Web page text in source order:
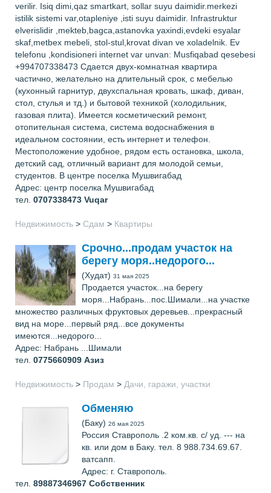
verilir. Isiq dimi,qaz smartkart, sollar suyu daimidir.merkezi
istilik sistemi var,otapleniye ,isti suyu daimidir. Infrastruktur
elverislidir ,mekteb,bagca,astanovka yaxindi,evdeki esyalar
skaf,metbex mebeli, stol-stul,krovat divan ve xoladelnik. Ev
telefonu ,kondisioneri internet var unvan: Musfiqabad qesebesi
+994707338473 Сдается двух-комнатная квартира
частично, желательно на длительный срок, с мебелью
(кухонный гарнитур, двухспальная кровать, шкаф, диван,
стол, стулья и тд.) и бытовой техникой (холодильник,
газовая плита). Имеется косметический ремонт,
отопительная система, система водоснабжения в
идеальном состоянии, есть интернет и телефон.
Местоположение удобное, рядом есть остановка, школа,
детский сад, отличный вариант для молодой семьи,
студентов. В центре поселка Мушвигабад
Адрес: центр поселка Мушвигабад
тел. 0707338473 Vuqar
Недвижимость > Сдам > Квартиры
Срочно...продам участок на
берегу моря..недорого...
(Худат) 31 мая 2025
Продается участок...на берегу
моря...Набрань...пос.Шимали...на участке
множество различных фруктовых деревьев...прекрасный
вид на море...первый ряд...все документы
имеются...недорого...
Адрес: Набрань ...Шимали
тел. 0775660909 Азиз
Недвижимость > Продам > Дачи, гаражи, участки
Обменяю
(Баку) 26 мая 2025
Россия Ставрополь .2 ком.кв. с/ уд. --- на
кв. или дом в Баку. тел. 8 988.734.69.67.
ватсапп.
Адрес: г. Ставрополь.
тел. 89887346967 Собственник